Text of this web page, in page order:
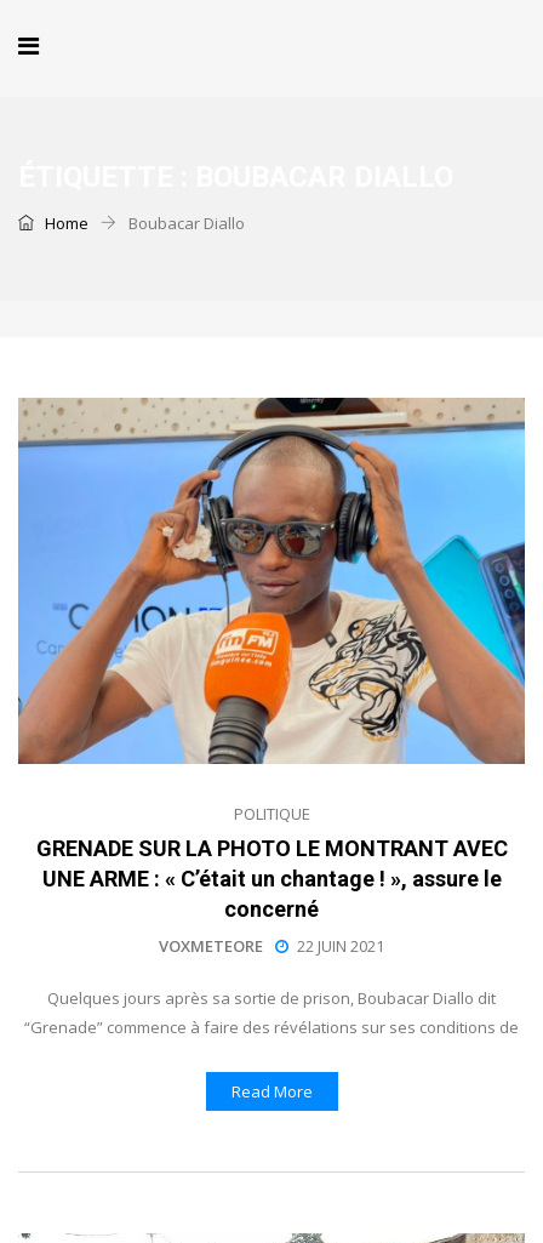
Home Boubacar Diallo
POLITIQUE
GRENADE SUR LA PHOTO LE MONTRANT AVEC
UNE ARME : « C’était un chantage ! », assure le
concerné
VOXMETEORE 22 JUIN 2021
Quelques jours après sa sortie de prison, Boubacar Diallo dit
“Grenade” commence à faire des révélations sur ses conditions de
Read More